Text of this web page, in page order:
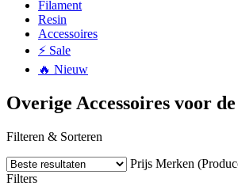
Filament
Resin
Accessoires
⚡ Sale
🔥 Nieuw
Overige Accessoires voor
Filteren & Sorteren
Prijs Merken
Filters